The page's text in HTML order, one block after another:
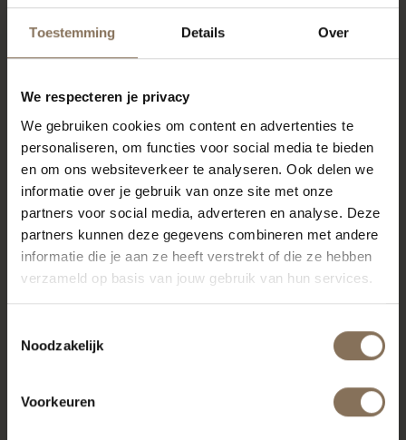
Toestemming Details Over
We respecteren je privacy
We gebruiken cookies om content en advertenties te
personaliseren, om functies voor social media te bieden
en om ons websiteverkeer te analyseren. Ook delen we
informatie over je gebruik van onze site met onze
partners voor social media, adverteren en analyse. Deze
partners kunnen deze gegevens combineren met andere
informatie die je aan ze heeft verstrekt of die ze hebben
verzameld op basis van jouw gebruik van hun services.
Noodzakelijk
Voorkeuren
PROJECT MUSMUKI